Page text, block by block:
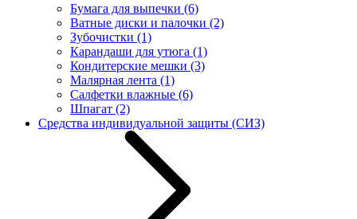
Бумага для выпечки (6)
Ватные диски и палочки (2)
Зубочистки (1)
Карандаши для утюга (1)
Кондитерские мешки (3)
Малярная лента (1)
Салфетки влажные (6)
Шпагат (2)
Средства индивидуальной защиты (СИЗ)